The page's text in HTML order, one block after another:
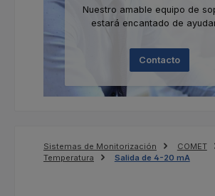
Nuestro amable equipo de
estará encantado de
Contacto
Sistemas de Monitorización
COMET
Temperatura
Salida de 4-20 mA